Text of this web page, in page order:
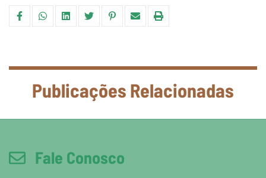
Publicações Relacionadas
Fale Conosco